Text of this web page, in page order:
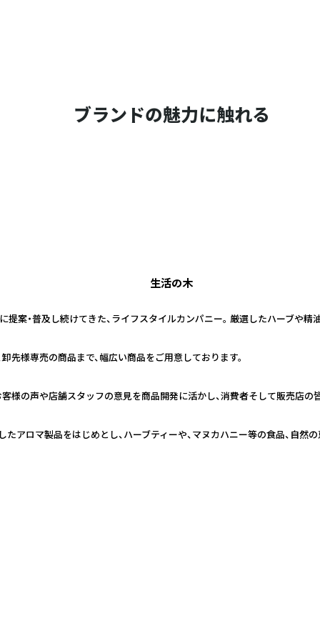
ブランドの魅力に触れる
生活の木
に提案・普及し続けてきた、ライフスタイルカンパニー。 厳選したハーブや
先様専売の商品まで、幅広い商品をご用意しております。
様の声や店舗スタッフの意見を商品開発に活かし、消費者そして販売店の
たアロマ製品をはじめとし、ハーブティーや、マヌカハニー等の食品、自然